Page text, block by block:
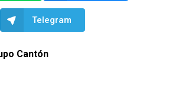
Telegram
Cantón